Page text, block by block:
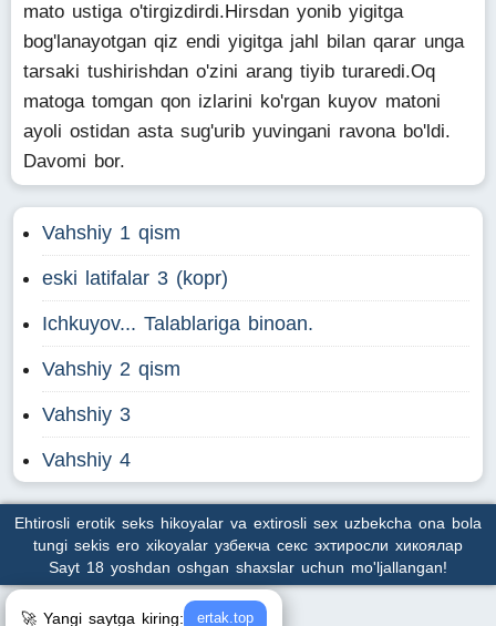
mato ustiga o'tirgizdirdi.Hirsdan yonib yigitga
bog'lanayotgan qiz endi yigitga jahl bilan qarar unga
tarsaki tushirishdan o'zini arang tiyib turaredi.Oq
matoga tomgan qon izlarini ko'rgan kuyov matoni
ayoli ostidan asta sug'urib yuvingani ravona bo'ldi.
Davomi bor.
Vahshiy 1 qism
eski latifalar 3 (kopr)
Ichkuyov... Talablariga binoan.
Vahshiy 2 qism
Vahshiy 3
Vahshiy 4
Ehtirosli erotik seks hikoyalar va extirosli sex uzbekcha ona bola
tungi sekis ero xikoyalar узбекча секс эхтиросли хикоялар
Sayt 18 yoshdan oshgan shaxslar uchun mo'ljallangan!
🚀 Yangi saytga kiring: ertak.top